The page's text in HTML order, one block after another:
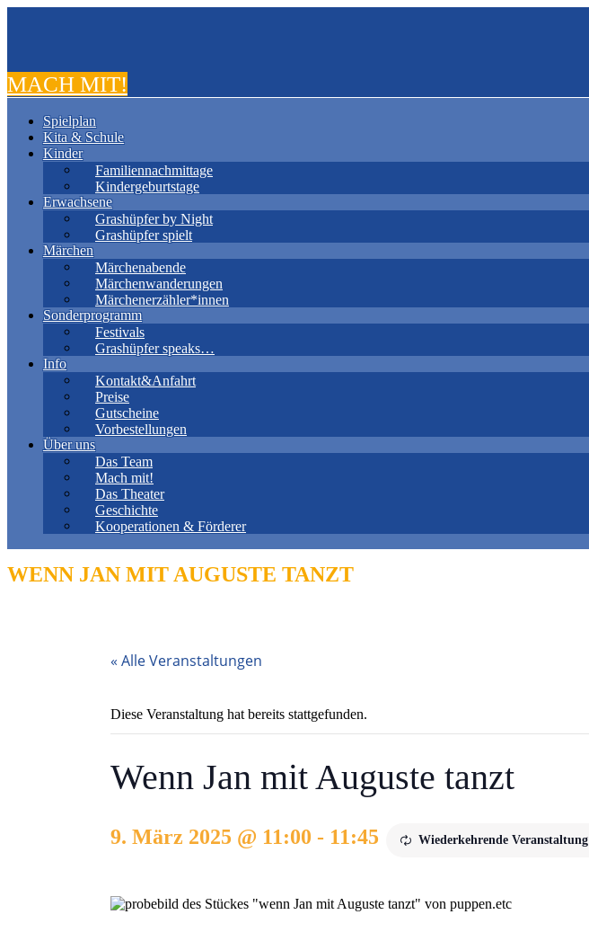
MACH MIT!
Spielplan
Kita & Schule
Kinder
Familiennachmittage
Kindergeburtstage
Erwachsene
Grashüpfer by Night
Grashüpfer spielt
Märchen
Märchenabende
Märchenwanderungen
Märchenerzähler*innen
Sonderprogramm
Festivals
Grashüpfer speaks…
Info
Kontakt&Anfahrt
Preise
Gutscheine
Vorbestellungen
Über uns
Das Team
Mach mit!
Das Theater
Geschichte
Kooperationen & Förderer
WENN JAN MIT AUGUSTE TANZT
« Alle Veranstaltungen
Diese Veranstaltung hat bereits stattgefunden.
Wenn Jan mit Auguste tanzt
9. März 2025 @ 11:00 - 11:45 Wiederkehrende Veranstaltung